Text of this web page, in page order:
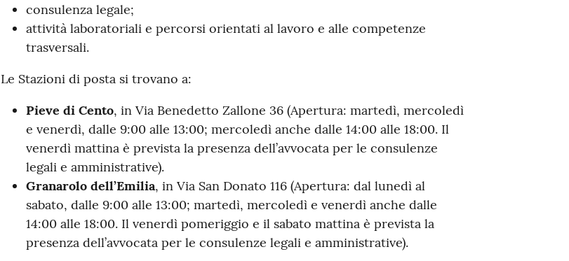
consulenza legale;
attività laboratoriali e percorsi orientati al lavoro e alle competenze
trasversali.
Le Stazioni di posta si trovano a:
Pieve di Cento, in Via Benedetto Zallone 36 (Apertura: martedì, mercoledì
e venerdì, dalle 9:00 alle 13:00; mercoledì anche dalle 14:00 alle 18:00. Il
venerdì mattina è prevista la presenza dell’avvocata per le consulenze
legali e amministrative).
Granarolo dell’Emilia, in Via San Donato 116 (Apertura: dal lunedì al
sabato, dalle 9:00 alle 13:00; martedì, mercoledì e venerdì anche dalle
14:00 alle 18:00. Il venerdì pomeriggio e il sabato mattina è prevista la
presenza dell’avvocata per le consulenze legali e amministrative).